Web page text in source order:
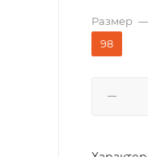
Размер —
98